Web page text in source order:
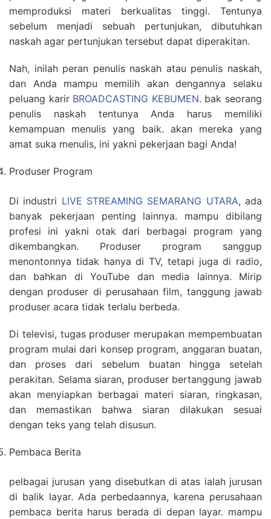
memproduksi materi berkualitas tinggi. Tentunya
sebelum menjadi sebuah pertunjukan, dibutuhkan
naskah agar pertunjukan tersebut dapat diperakitan.
Nah, inilah peran penulis naskah atau penulis naskah,
dan Anda mampu memilih akan dengannya selaku
peluang karir BROADCASTING KEBUMEN. bak seorang
penulis naskah tentunya Anda harus memiliki
kemampuan menulis yang baik. akan mereka yang
amat suka menulis, ini yakni pekerjaan bagi Anda!
Produser Program
Di industri LIVE STREAMING SEMARANG UTARA, ada
banyak pekerjaan penting lainnya. mampu dibilang
profesi ini yakni otak dari berbagai program yang
dikembangkan. Produser program sanggup
menontonnya tidak hanya di TV, tetapi juga di radio,
dan bahkan di YouTube dan media lainnya. Mirip
dengan produser di perusahaan film, tanggung jawab
produser acara tidak terlalu berbeda.
Di televisi, tugas produser merupakan mempembuatan
program mulai dari konsep program, anggaran buatan,
dan proses dari sebelum buatan hingga setelah
perakitan. Selama siaran, produser bertanggung jawab
akan menyiapkan berbagai materi siaran, ringkasan,
dan memastikan bahwa siaran dilakukan sesuai
dengan teks yang telah disusun.
Pembaca Berita
pelbagai jurusan yang disebutkan di atas ialah jurusan
di balik layar. Ada perbedaannya, karena perusahaan
pembaca berita harus berada di depan layar. mampu